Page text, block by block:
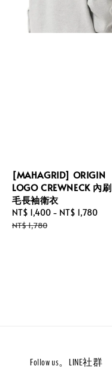
[MAHAGRID] ORIGIN
LOGO CREWNECK 內刷
毛長袖衛衣
Sale
price
NT$ 1,400 - NT$ 1,780
NT$ 1,780
Follow us。LINE社群